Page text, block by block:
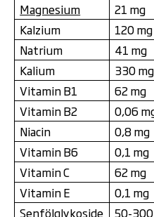
Magnesium
21 mg
Kalzium
120 mg
Natrium
41 mg
Kalium
330 mg
Vitamin B1
62 mg
Vitamin B2
0,06
Niacin
0,8 mg
Vitamin B6
0,1 mg
Vitamin C
62 mg
Vitamin E
0,1 mg
Senfölglykoside
50-300